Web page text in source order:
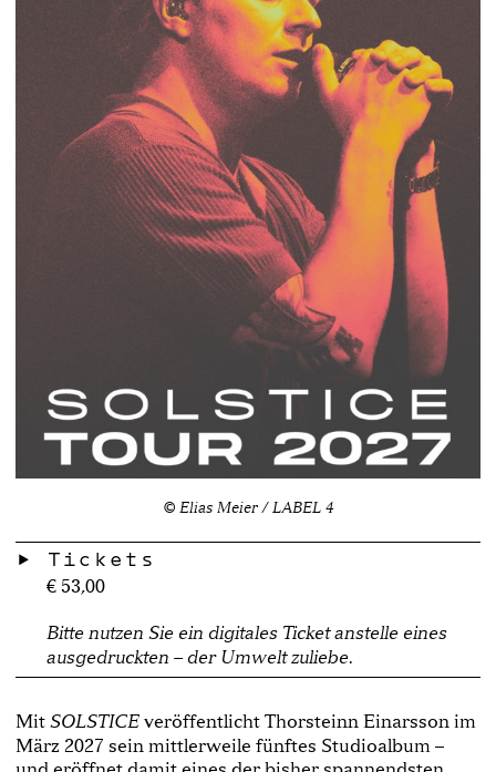
© Elias Meier / LABEL 4
Tickets
€ 53,00
Bitte nutzen Sie ein digitales Ticket anstelle eines
ausgedruckten – der Umwelt zuliebe.
Mit SOLSTICE veröffentlicht Thorsteinn Einarsson im
März 2027 sein mittlerweile fünftes Studioalbum –